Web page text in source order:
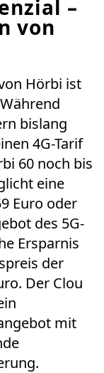
–
von
Hörbi ist
bislang
4G-Tarif
60 noch bis
eine
Euro oder
des 5G-
Ersparnis
der
Der Clou
mit